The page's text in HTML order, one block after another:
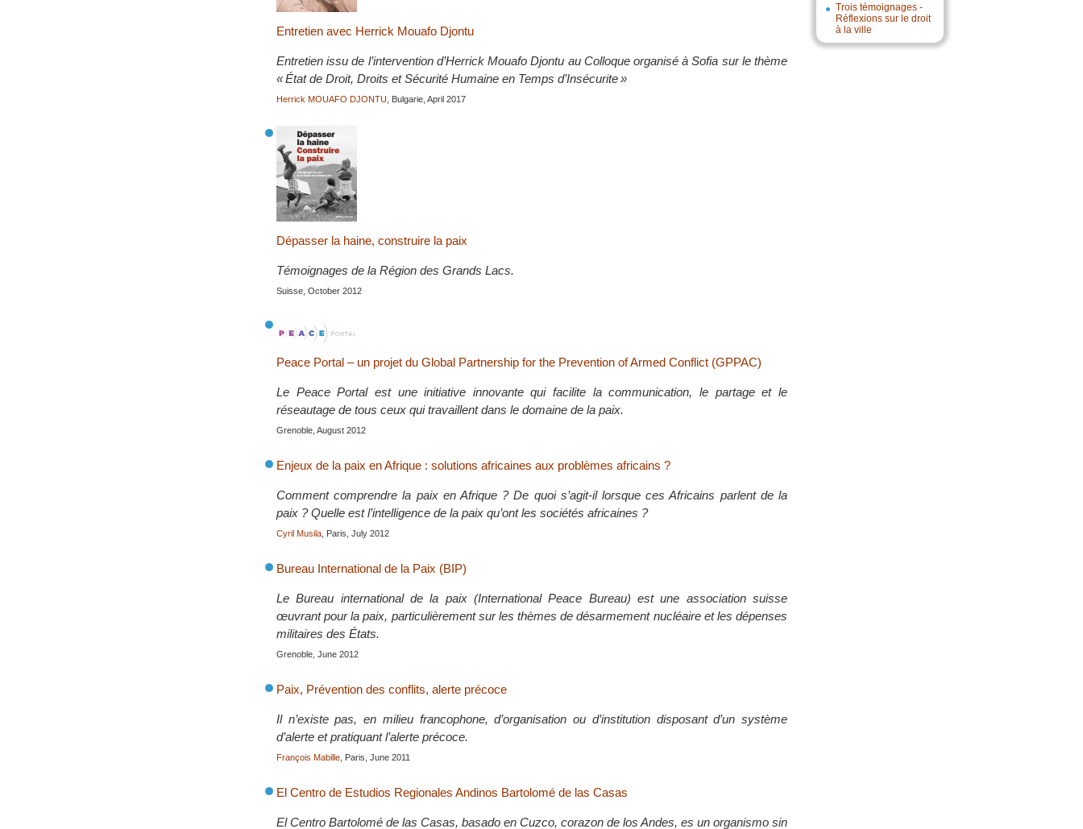
Trois témoignages -
Réflexions sur le droit
à la ville
Entretien avec Herrick Mouafo Djontu
Entretien issu de l’intervention d’Herrick Mouafo Djontu au Colloque organisé à Sofia sur le thème
« État de Droit, Droits et Sécurité Humaine en Temps d’Insécurite »
Herrick MOUAFO DJONTU , Bulgarie, April 2017
Dépasser la haine, construire la paix
Témoignages de la Région des Grands Lacs.
Suisse, October 2012
Peace Portal – un projet du Global Partnership for the Prevention of Armed Conflict (GPPAC)
Le Peace Portal est une initiative innovante qui facilite la communication, le partage et le
réseautage de tous ceux qui travaillent dans le domaine de la paix.
Grenoble, August 2012
Enjeux de la paix en Afrique : solutions africaines aux problèmes africains ?
Comment comprendre la paix en Afrique ? De quoi s’agit-il lorsque ces Africains parlent de la
paix ? Quelle est l’intelligence de la paix qu’ont les sociétés africaines ?
Cyril Musila , Paris, July 2012
Bureau International de la Paix (BIP)
Le Bureau international de la paix (International Peace Bureau) est une association suisse
œuvrant pour la paix, particulièrement sur les thèmes de désarmement nucléaire et les dépenses
militaires des États.
Grenoble, June 2012
Paix, Prévention des conflits, alerte précoce
Il n’existe pas, en milieu francophone, d’organisation ou d’institution disposant d’un système
d’alerte et pratiquant l’alerte précoce.
François Mabille , Paris, June 2011
El Centro de Estudios Regionales Andinos Bartolomé de las Casas
El Centro Bartolomé de las Casas, basado en Cuzco, corazon de los Andes, es un organismo sin